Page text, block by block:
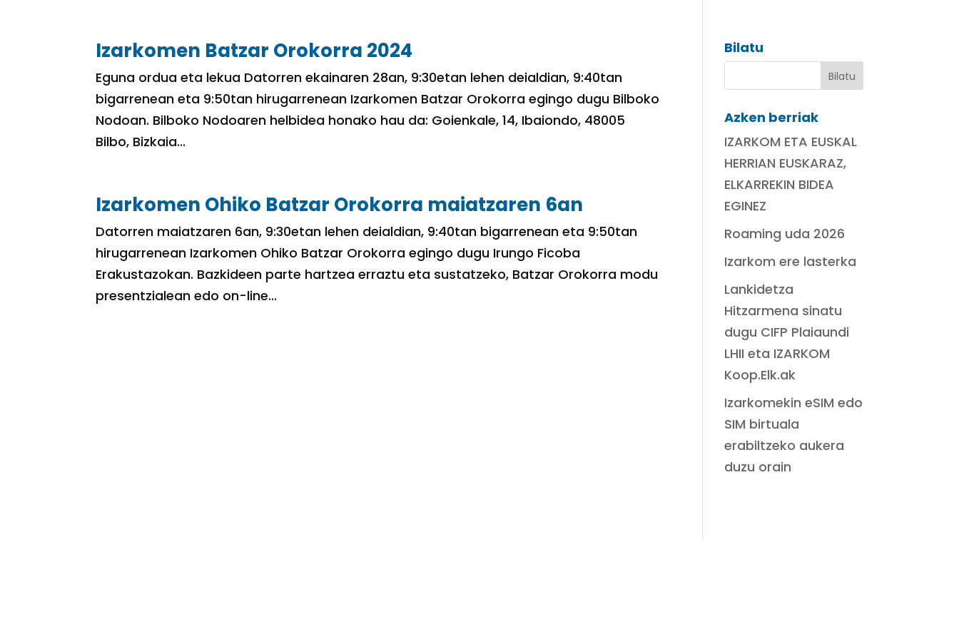
Izarkomen Batzar Orokorra 2024
Eguna ordua eta lekua Datorren ekainaren 28an, 9:30etan lehen deialdian, 9:40tan
bigarrenean eta 9:50tan hirugarrenean Izarkomen Batzar Orokorra egingo dugu Bilboko
Nodoan. Bilboko Nodoaren helbidea honako hau da: Goienkale, 14, Ibaiondo, 48005
Bilbo, Bizkaia...
Izarkomen Ohiko Batzar Orokorra maiatzaren 6an
Datorren maiatzaren 6an, 9:30etan lehen deialdian, 9:40tan bigarrenean eta 9:50tan
hirugarrenean Izarkomen Ohiko Batzar Orokorra egingo dugu Irungo Ficoba
Erakustazokan. Bazkideen parte hartzea erraztu eta sustatzeko, Batzar Orokorra modu
presentzialean edo on-line...
Bilatu
Azken berriak
IZARKOM ETA EUSKAL
HERRIAN EUSKARAZ,
ELKARREKIN BIDEA
EGINEZ
Roaming uda 2026
Izarkom ere lasterka
Lankidetza
Hitzarmena sinatu
dugu CIFP Plaiaundi
LHII eta IZARKOM
Koop.Elk.ak
Izarkomekin eSIM edo
SIM birtuala
erabiltzeko aukera
duzu orain